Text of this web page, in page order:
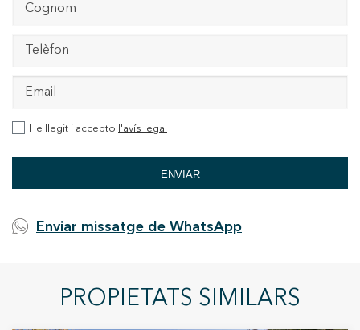
He llegit i accepto l'avís legal
ENVIAR
Enviar missatge de WhatsApp
PROPIETATS SIMILARS